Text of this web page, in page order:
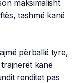
maksimalisht
tashmë kanë
përballë tyre,
trajnerët kanë
renditet pas